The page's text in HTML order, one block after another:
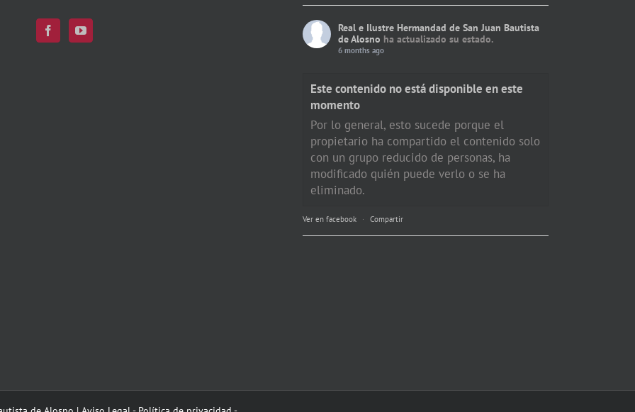
Real e Ilustre Hermandad de San Juan Bautista
de Alosno ha actualizado su estado.
6 months ago
Este contenido no está disponible en este
momento
Por lo general, esto sucede porque el
propietario ha compartido el contenido solo
con un grupo reducido de personas, ha
modificado quién puede verlo o se ha
eliminado.
Ver en facebook · Compartir